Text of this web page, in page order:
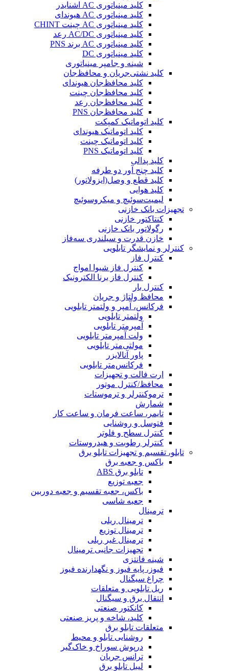
کلید مینیاتوری AC اشنایدر
کلید مینیاتوری AC هیوندای
کلید مینیاتوری AC چینت CHINT
کلید مینیاتوری AC/DC رعد
کلید مینیاتوری AC برند PNS
کلید مینیاتوری DC
شینه و جامپر مینیاتوری
کلید نشتی‌جریان و محافظ‌جان
کلید محافظ‌جان هیوندای
کلید محافظ‌جان چینت
کلید محافظ‌جان رعد
کلید محافظ‌جان PNS
کلید اتوماتیک کمپکت
کلید اتوماتیک هیوندای
کلید اتوماتیک چینت
کلید اتوماتیک PNS
کلید پدالی
کلید چنج آور دو طرفه
کلید قطع و وصل(ایزولاتور)
کلید هوایی
لیمیت‌سوئیچ و میکروسوئیچ
تجهیزات بانک خازنی
کنتاکتور خازنی
رگولاتور بانک خازنی
خازن قدرت و سیلندری سه‌فاز
کنترلر و نمایشگر تابلویی
کنترل فاز
کنترل فاز شیوا امواج
کنترل فاز برنا الکترونیک
کنترل بار
محافظ ولتاژ و جریان
فرکانس، آمپر و ولتمتر تابلویی
ولتمتر تابلویی
آمپرمتر تابلویی
ولت آمپرمتر تابلویی
مولتی‌متر تابلویی
پاور آنالایزر
فرکانس‌متر تابلویی
ارت فالت و تجهیزات
محافظ/کنترل موتور
ترموکنترلر و ترموستات
شمارش
تایمر، ساعت فرمان و ساعت کار
فتوسل و روشنایی
کنترل سطح و فلوتر
کنترلر رطوبت و هیدروستات
تابلو، تقسیم و تجهیزات تابلو برق
باکس و جعبه برق
تابلو برق ABS
جعبه توزیع
باکس، جعبه تقسیم و جعبه دوربین
جعبه شاسی
ترمینال
ترمینال ریلی
ترمینال توزیع
ترمینال غیر ریلی
تجهیزات جانبی ترمینال
شینه فانتزی
فیوز، پایه فیوز و نگهدارنده فیوز
چراغ سیگنال
ریل تابلویی و متعلقات
انتقال برق و سیگنال
کانکتور صنعتی
کلید، شاخه و پریز صنعتی
متعلقات تابلو برق
روشنایی تابلو و محیط
درپوش سوراخ و خاک‌گیر
ترانس جریان
لیبل تابلو برق